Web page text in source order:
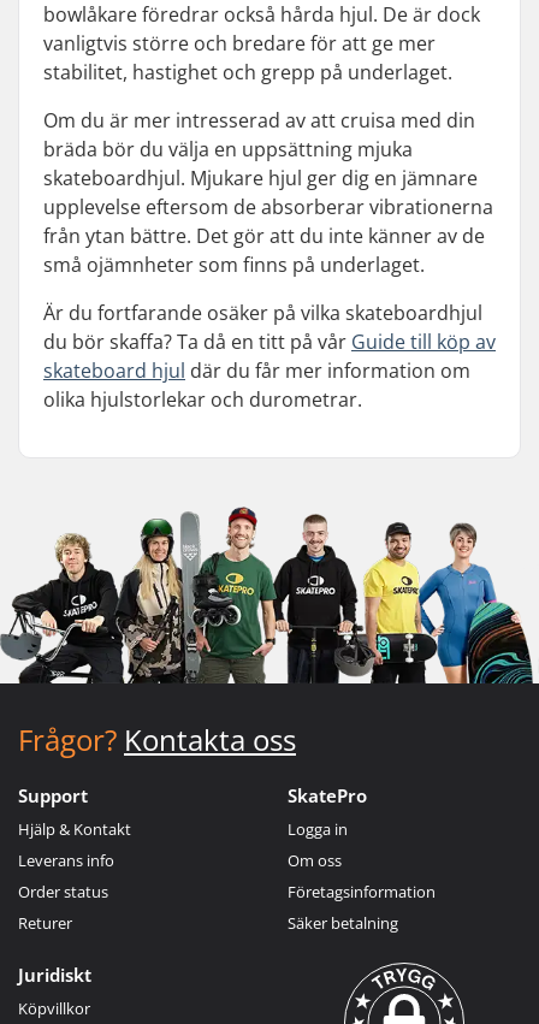
bowlåkare föredrar också hårda hjul. De är dock
vanligtvis större och bredare för att ge mer
stabilitet, hastighet och grepp på underlaget.
Om du är mer intresserad av att cruisa med din
bräda bör du välja en uppsättning mjuka
skateboardhjul. Mjukare hjul ger dig en jämnare
upplevelse eftersom de absorberar vibrationerna
från ytan bättre. Det gör att du inte känner av de
små ojämnheter som finns på underlaget.
Är du fortfarande osäker på vilka skateboardhjul
du bör skaffa? Ta då en titt på vår Guide till köp av
skateboard hjul där du får mer information om
olika hjulstorlekar och durometrar.
Frågor? Kontakta oss
Support
Hjälp & Kontakt
Leverans info
Order status
Returer
SkatePro
Logga in
Om oss
Företagsinformation
Säker betalning
Juridiskt
Köpvillkor